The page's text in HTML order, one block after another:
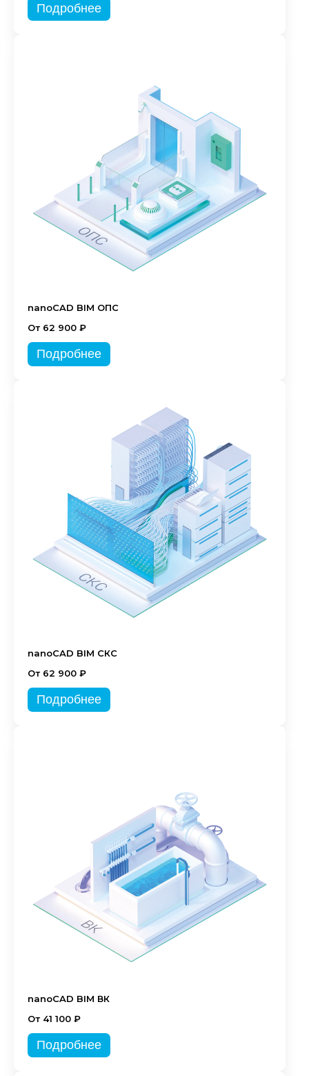
Подробнее
nanoCAD BIM ОПС
От 62 900 ₽
Подробнее
nanoCAD BIM СКС
От 62 900 ₽
Подробнее
nanoCAD BIM ВК
От 41 100 ₽
Подробнее